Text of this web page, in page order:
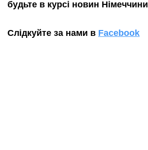
будьте в курсі новин Німеччини
Слідкуйте за нами в Facebook